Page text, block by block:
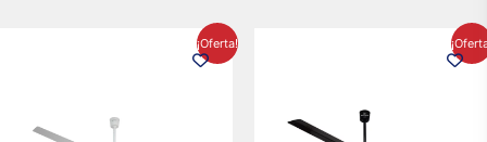
¡Oferta!
precio
actual
precio
actual